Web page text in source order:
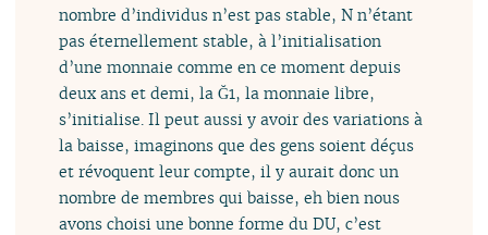
nombre d’individus n’est pas stable, N n’étant
pas éternellement stable, à l’initialisation
d’une monnaie comme en ce moment depuis
deux ans et demi, la Ğ1, la monnaie libre,
s’initialise. Il peut aussi y avoir des variations à
la baisse, imaginons que des gens soient déçus
et révoquent leur compte, il y aurait donc un
nombre de membres qui baisse, eh bien nous
avons choisi une bonne forme du DU, c’est